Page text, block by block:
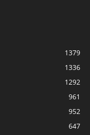
1379
1336
1292
961
952
647